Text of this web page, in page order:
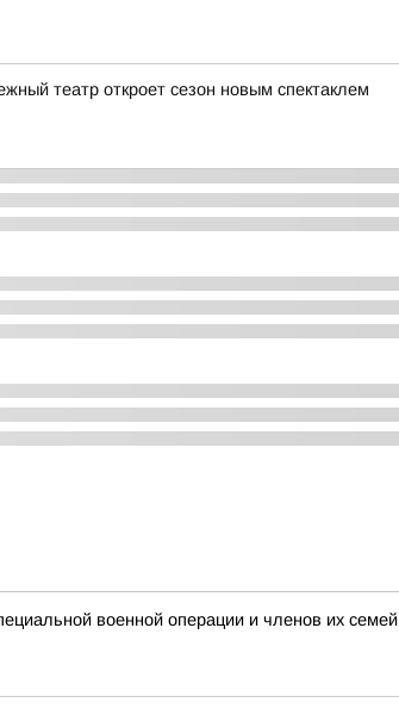
театр откроет сезон новым спектаклем
военной операции и членов их семей